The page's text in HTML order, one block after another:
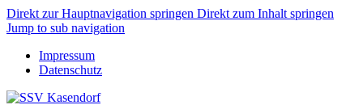
Direkt zur Hauptnavigation springen Direkt zum Inhalt springen
Jump to sub navigation
Impressum
Datenschutz